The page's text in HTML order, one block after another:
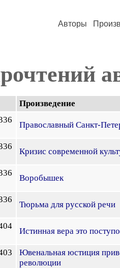
Авторы
Произведение
Православный Санкт-
Кризис современной
Воробышек
Тюрьма для русской речи
Истинная вера это
Ювенальная юстиция
революции